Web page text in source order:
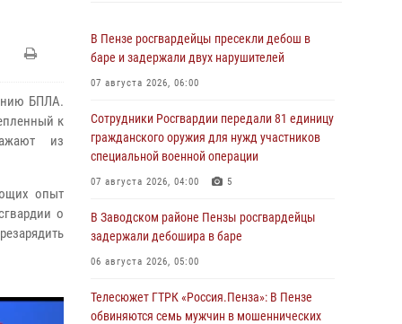
БПЛА.
к
из
опыт
о
В Пензе росгвардейцы пресекли дебош в
баре и задержали двух нарушителей
07 августа 2026, 06:00
Сотрудники Росгвардии передали 81 единицу
гражданского оружия для нужд участников
специальной военной операции
07 августа 2026, 04:00 5
В Заводском районе Пензы росгвардейцы
задержали дебошира в баре
06 августа 2026, 05:00
Телесюжет ГТРК «Россия.Пенза»: В Пензе
обвиняются семь мужчин в мошеннических